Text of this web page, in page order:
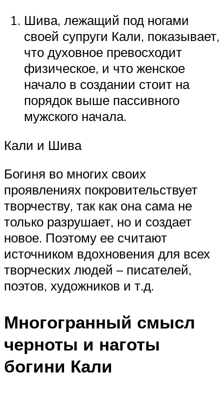
Шива, лежащий под ногами
своей супруги Кали, показывает,
что духовное превосходит
физическое, и что женское
начало в создании стоит на
порядок выше пассивного
мужского начала.
Кали и Шива
Богиня во многих своих
проявлениях покровительствует
творчеству, так как она сама не
только разрушает, но и создает
новое. Поэтому ее считают
источником вдохновения для всех
творческих людей – писателей,
поэтов, художников и т.д.
Многогранный смысл
черноты и наготы
богини Кали